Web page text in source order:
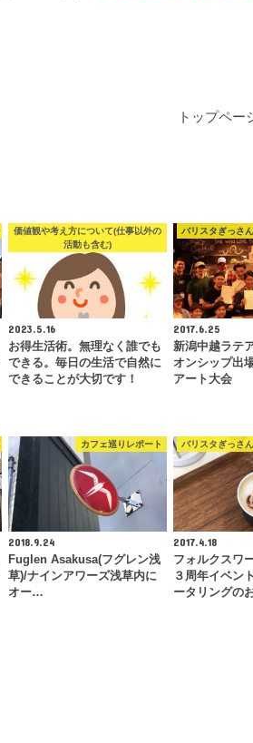
トップペー
価値観や考え方について(仕事以外の
活動も含む)
2023.5.16
お得生活術。無理なく誰でも
できる。毎日の生活で自然に
できることが大切です！
バリスタぎっさ
2017.6.25
新潟中越ラテ
オンシップ出
アート大会
カフェ巡りレポート
2018.9.24
Fuglen Asakusa(フグレン浅
草)/ナインアワーズ浅草内に
オー…
バリスタぎっさ
2017.4.18
フォルクスワ
３周年イベン
ータリングの